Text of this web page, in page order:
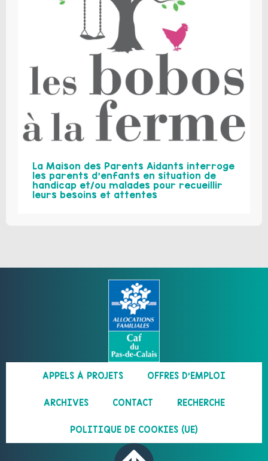
La Maison des Parents Aidants interroge
les parents d’enfants en situation de
handicap et/ou malades pour recueillir
leurs besoins et attentes
APPELS À PROJETS OFFRES D’EMPLOI
ARCHIVES CONTACT RECHERCHE
POLITIQUE DE COOKIES (UE)